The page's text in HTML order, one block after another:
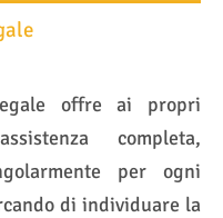
offre ai propri
completa,
per ogni
di individuare la